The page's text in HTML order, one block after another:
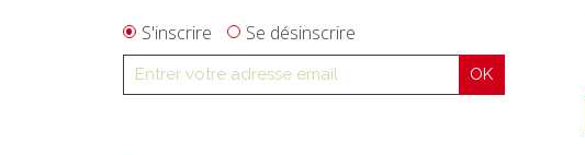
S'inscrire Se désinscrire